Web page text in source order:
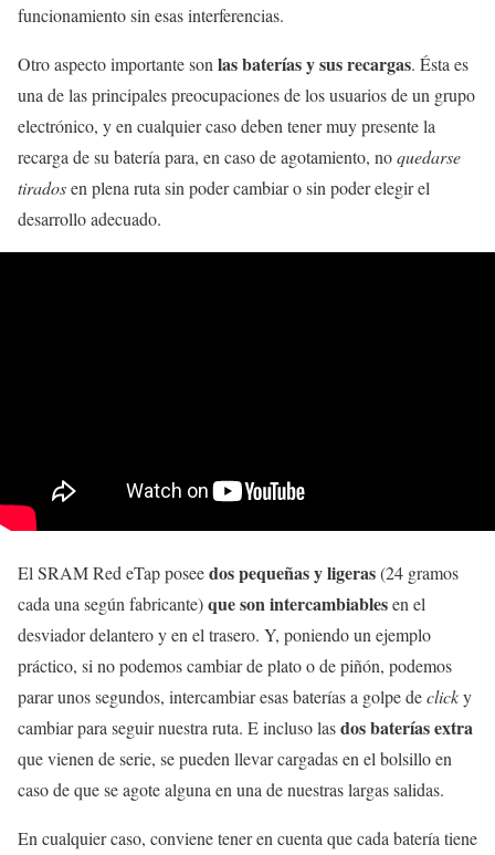
funcionamiento sin esas interferencias.
Otro aspecto importante son las baterías y sus recargas. Ésta es
una de las principales preocupaciones de los usuarios de un grupo
electrónico, y en cualquier caso deben tener muy presente la
recarga de su batería para, en caso de agotamiento, noquedarse
tiradosen plena ruta sin poder cambiar o sin poder elegir el
desarrollo adecuado.
El SRAM Red eTap poseedos pequeñas y ligeras(24 gramos
cada una según fabricante)que son intercambiablesen el
desviador delantero y en el trasero. Y, poniendo un ejemplo
práctico, si no podemos cambiar de plato o de piñón, podemos
parar unos segundos, intercambiar esas baterías a golpe declicky
cambiar para seguir nuestra ruta. E incluso lasdos baterías extra
que vienen de serie, se pueden llevar cargadas en el bolsillo en
caso de que se agote alguna en una de nuestras largas salidas.
En cualquier caso, conviene tener en cuenta que cada batería tiene